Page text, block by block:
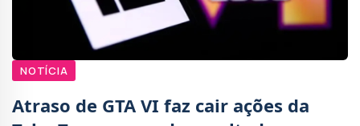
NOTÍCIA
Atraso de GTA VI faz cair ações da